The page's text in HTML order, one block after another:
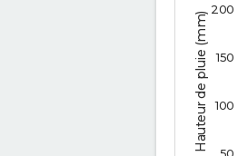
Hauteur de pluie (mm)
50
100
150
200